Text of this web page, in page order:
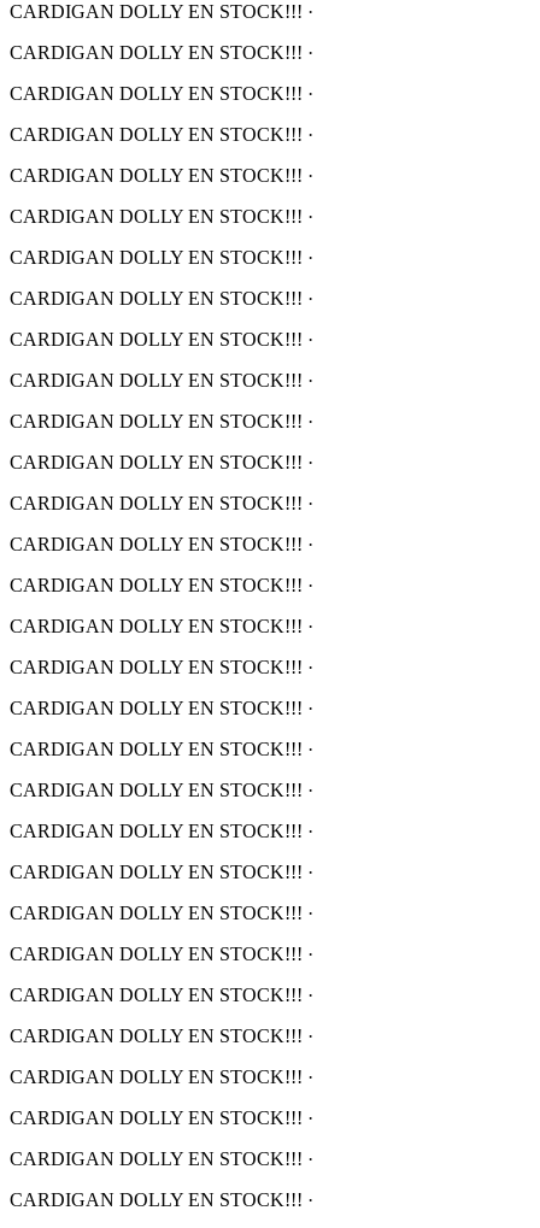
CARDIGAN DOLLY EN STOCK!!! ·
CARDIGAN DOLLY EN STOCK!!! ·
CARDIGAN DOLLY EN STOCK!!! ·
CARDIGAN DOLLY EN STOCK!!! ·
CARDIGAN DOLLY EN STOCK!!! ·
CARDIGAN DOLLY EN STOCK!!! ·
CARDIGAN DOLLY EN STOCK!!! ·
CARDIGAN DOLLY EN STOCK!!! ·
CARDIGAN DOLLY EN STOCK!!! ·
CARDIGAN DOLLY EN STOCK!!! ·
CARDIGAN DOLLY EN STOCK!!! ·
CARDIGAN DOLLY EN STOCK!!! ·
CARDIGAN DOLLY EN STOCK!!! ·
CARDIGAN DOLLY EN STOCK!!! ·
CARDIGAN DOLLY EN STOCK!!! ·
CARDIGAN DOLLY EN STOCK!!! ·
CARDIGAN DOLLY EN STOCK!!! ·
CARDIGAN DOLLY EN STOCK!!! ·
CARDIGAN DOLLY EN STOCK!!! ·
CARDIGAN DOLLY EN STOCK!!! ·
CARDIGAN DOLLY EN STOCK!!! ·
CARDIGAN DOLLY EN STOCK!!! ·
CARDIGAN DOLLY EN STOCK!!! ·
CARDIGAN DOLLY EN STOCK!!! ·
CARDIGAN DOLLY EN STOCK!!! ·
CARDIGAN DOLLY EN STOCK!!! ·
CARDIGAN DOLLY EN STOCK!!! ·
CARDIGAN DOLLY EN STOCK!!! ·
CARDIGAN DOLLY EN STOCK!!! ·
CARDIGAN DOLLY EN STOCK!!! ·